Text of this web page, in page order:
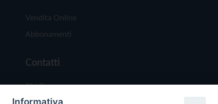
Vendita Online
Abbonamenti
Contatti
Chi Siamo
Redazione